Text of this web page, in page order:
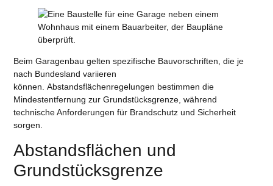
Beim Garagenbau gelten spezifische Bauvorschriften, die je
nach Bundesland variieren
können. Abstandsflächenregelungen bestimmen die
Mindestentfernung zur Grundstücksgrenze, während
technische Anforderungen für Brandschutz und Sicherheit
sorgen.
Abstandsflächen und
Grundstücksgrenze